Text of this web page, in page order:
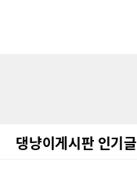
댕냥이게시판 인기글